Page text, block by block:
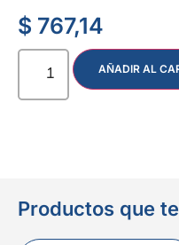
$ 767,14
AÑADIR AL
Productos que